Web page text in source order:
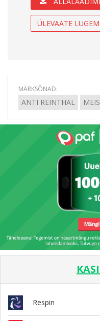
ÜLEVAATE
MÄRKSÕNAD:
ANTI REINTHAL
Respin